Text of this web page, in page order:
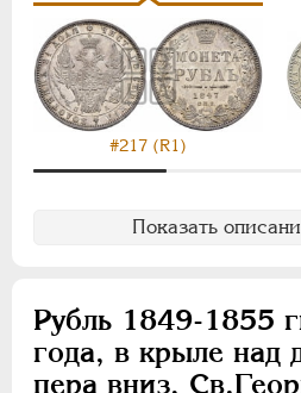
#217 (R1)
Показать
Рубль 1849-1855
года, в крыле над
пера вниз,